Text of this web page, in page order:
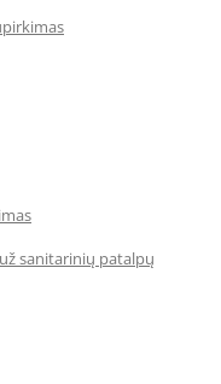
sanitarinių patalpų